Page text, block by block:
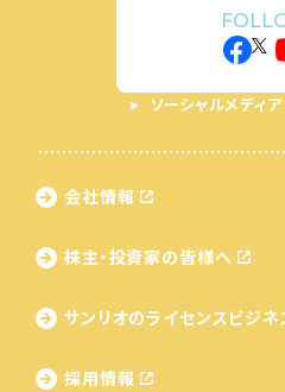
ソーシャルメディア
会社情報
株主・投資家の皆様へ
サンリオのライセンスビジ
採用情報